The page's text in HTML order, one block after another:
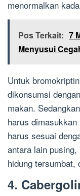
menormalkan
Pos Terkait: 7
Menyusui
Untuk
dikonsumsi
makan.
harus
harus sesuai
antara lain
hidung tersumbat,
4.